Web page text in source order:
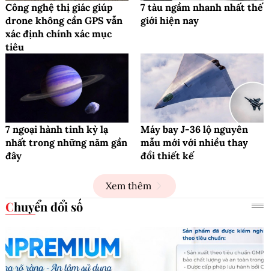
Công nghệ thị giác giúp
drone không cần GPS vẫn
xác định chính xác mục
tiêu
7 tàu ngầm nhanh nhất thế
giới hiện nay
7 ngoại hành tinh kỳ lạ
nhất trong những năm gần
đây
Máy bay J-36 lộ nguyên
mẫu mới với nhiều thay
đổi thiết kế
Xem thêm
Chuyển đổi số